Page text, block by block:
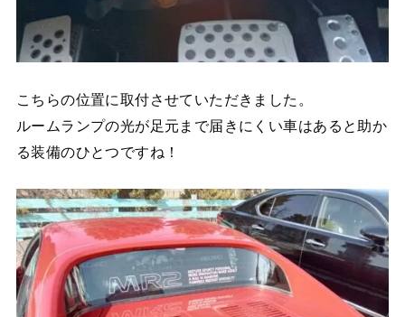
こちらの位置に取付させていただきました。
ルームランプの光が足元まで届きにくい車はあると助か
る装備のひとつですね！